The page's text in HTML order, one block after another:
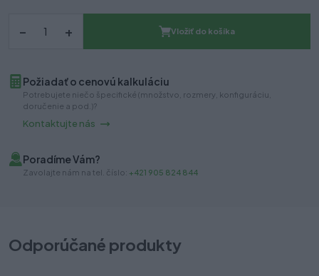
– + Vložiť do košíka
Požiadať o cenovú kalkuláciu
Potrebujete niečo špecifické (množstvo, rozmery, konfiguráciu,
doručenie a pod.)?
Kontaktujte nás
Poradíme Vám?
Zavolajte nám na tel. číslo: +421 905 824 844
Odporúčané produkty